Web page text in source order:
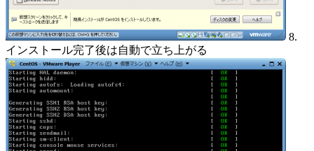
8.
インストール完了後は自動で立ち上がる